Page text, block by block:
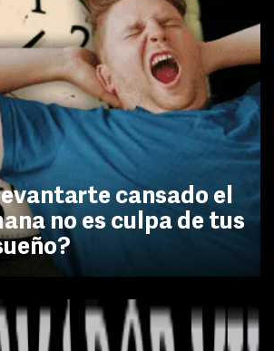
cansado el
no es culpa de tus